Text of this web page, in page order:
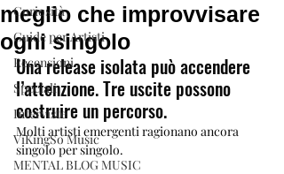
Curiosità
Guide per Artisti
Recensioni
Speciali
Interviste
ViKingSo Music
MENTAL BLOG MUSIC
meglio che improvvisare
ogni singolo
Una release isolata può accendere
l’attenzione. Tre uscite possono
costruire un percorso.
Molti artisti emergenti ragionano ancora
singolo per singolo.